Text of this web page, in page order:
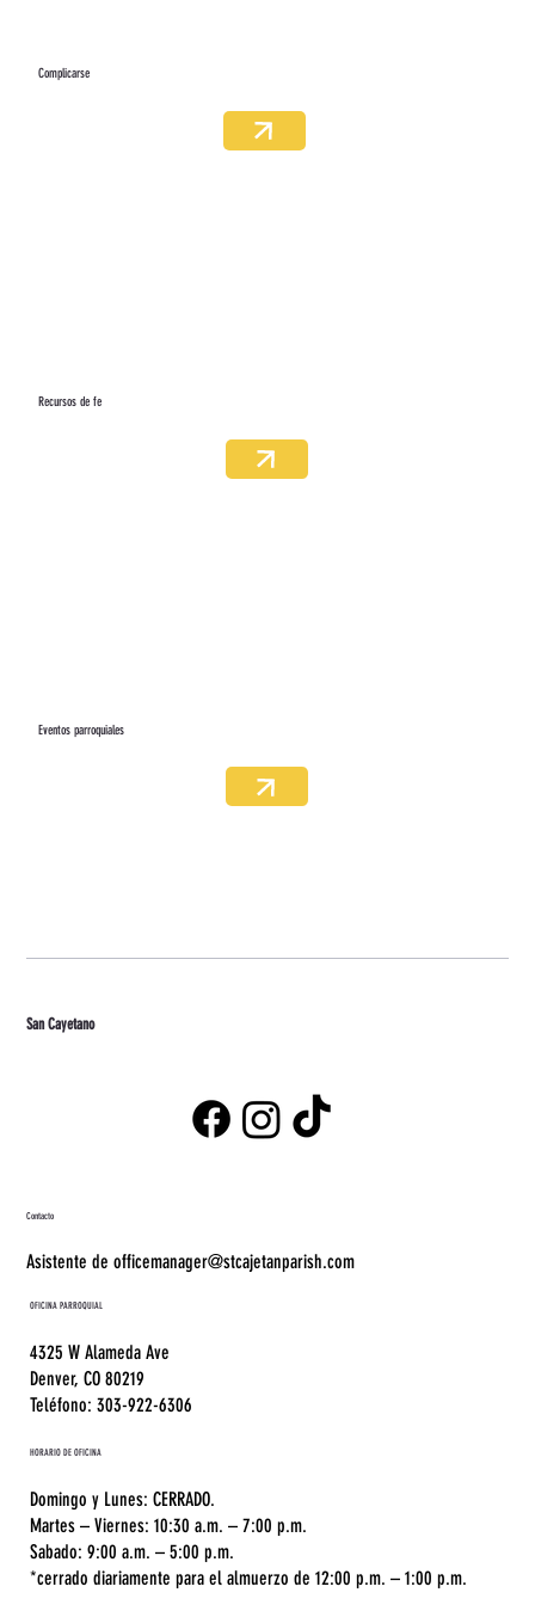
Complicarse
Recursos de fe
Eventos parroquiales
San Cayetano
OFICINA PARROQUIAL
4325 W Alameda Ave
Denver, CO 80219
Teléfono: 303-922-6306
HORARIO DE OFICINA
Domingo y Lunes: CERRADO.
Martes – Viernes: 10:30 a.m. – 7:00 p.m.
Sabado: 9:00 a.m. – 5:00 p.m.
*cerrado diariamente para el almuerzo de 12:00 p.m. – 1:00 p.m.
Contacto
Asistente de officemanager@stcajetanparish.com